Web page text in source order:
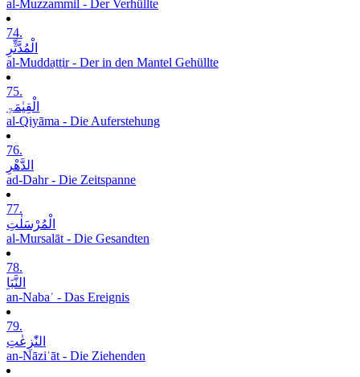
al-Muzzammil - Der Verhüllte
74.
الْمُدَّثِّرِ
al-Muddaṯṯir - Der in den Mantel Gehüllte
75.
الْقِیٰمَۃِ
al-Qiyāma - Die Auferstehung
76.
الدَّھْرِ
ad-Dahr - Die Zeitspanne
77.
الْمُرْسَلٰتِ
al-Mursalāt - Die Gesandten
78.
النَّبَاِ
an-Nabaʾ - Das Ereignis
79.
النّٰزِعٰتِ
an-Nāziʿāt - Die Ziehenden